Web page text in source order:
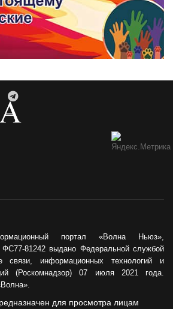
портал «Волна Ньюз»,
81242 выдано Федеральной службой
информационных технологий и
(Роскомнадзор) 07 июля 2021 года.
для просмотра лицам